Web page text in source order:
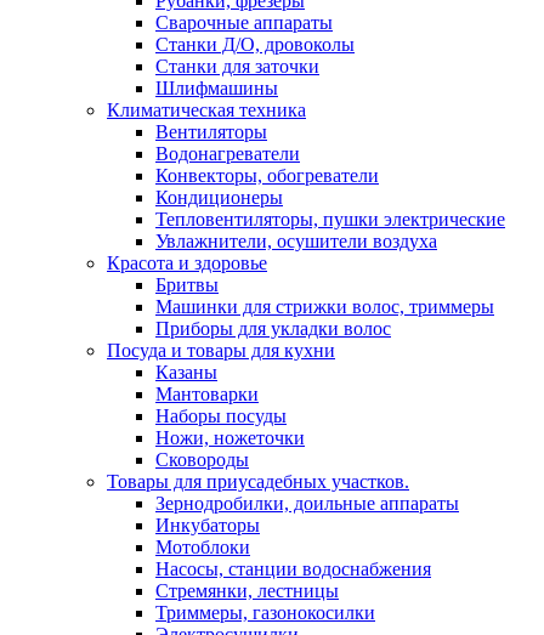
Сварочные аппараты
Станки Д/О, дровоколы
Станки для заточки
Шлифмашины
Климатическая техника
Вентиляторы
Водонагреватели
Конвекторы, обогреватели
Кондиционеры
Тепловентиляторы, пушки электрические
Увлажнители, осушители воздуха
Красота и здоровье
Бритвы
Машинки для стрижки волос, триммеры
Приборы для укладки волос
Посуда и товары для кухни
Казаны
Мантоварки
Наборы посуды
Ножи, ножеточки
Сковороды
Товары для приусадебных участков.
Зернодробилки, доильные аппараты
Инкубаторы
Мотоблоки
Насосы, станции водоснабжения
Стремянки, лестницы
Триммеры, газонокосилки